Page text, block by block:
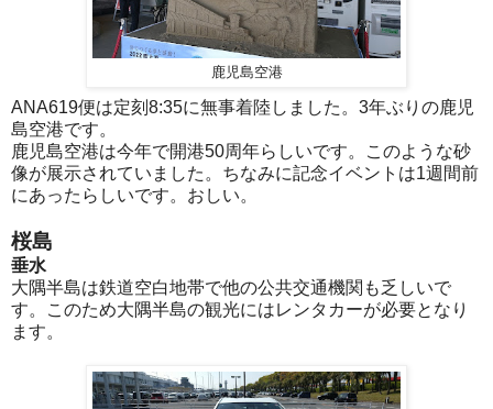
鹿児島空港
ANA619便は定刻8:35に無事着陸しました。3年ぶりの鹿児
島空港です。
鹿児島空港は今年で開港50周年らしいです。このような砂
像が展示されていました。ちなみに記念イベントは1週間前
にあったらしいです。おしい。
桜島
垂水
大隅半島は鉄道空白地帯で他の公共交通機関も乏しいで
す。このため大隅半島の観光にはレンタカーが必要となり
ます。